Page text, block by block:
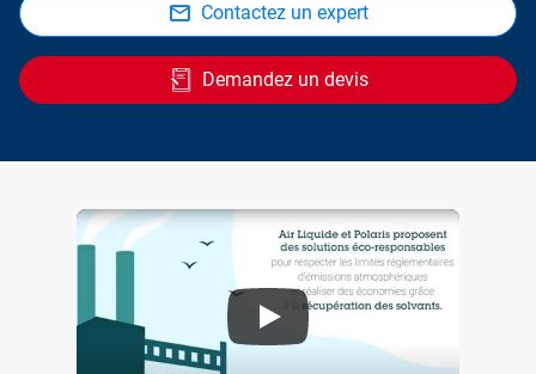
Contactez un expert
Demandez un devis
Une solution durable pour récupérer les Composés Organiques Volatiles (COV) - Air Liquide